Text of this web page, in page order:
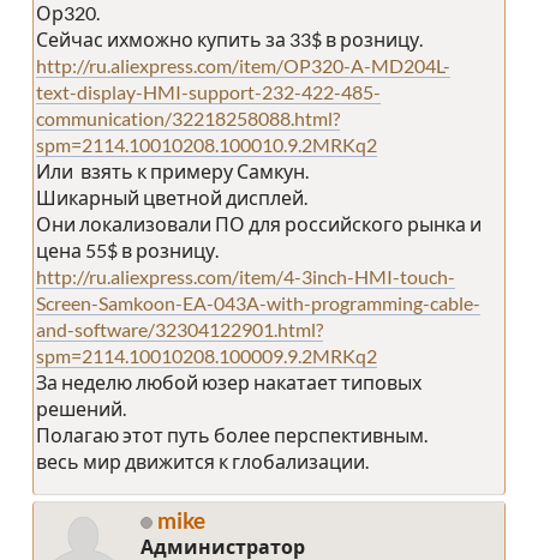
Ор320.
Сейчас ихможно купить за 33$ в розницу.
http://ru.aliexpress.com/item/OP320-A-MD204L-
text-display-HMI-support-232-422-485-
communication/32218258088.html?
spm=2114.10010208.100010.9.2MRKq2
Или взять к примеру Самкун.
Шикарный цветной дисплей.
Они локализовали ПО для российского рынка и
цена 55$ в розницу.
http://ru.aliexpress.com/item/4-3inch-HMI-touch-
Screen-Samkoon-EA-043A-with-programming-cable-
and-software/32304122901.html?
spm=2114.10010208.100009.9.2MRKq2
За неделю любой юзер накатает типовых
решений.
Полагаю этот путь более перспективным.
весь мир движится к глобализации.
mike
Администратор